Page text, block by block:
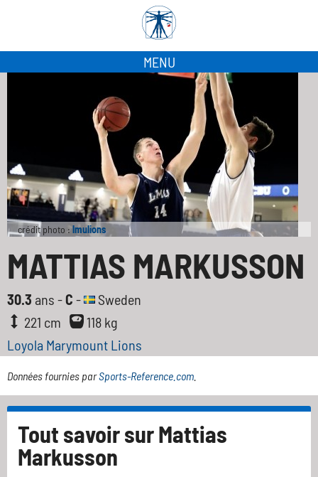
MENU
crédit photo : lmulions
MATTIAS MARKUSSON
30.3 ans -C -
Sweden
221 cm
118 kg
Loyola Marymount Lions
Données fournies parSports-Reference.com
Tout savoir surMattias
Markusson